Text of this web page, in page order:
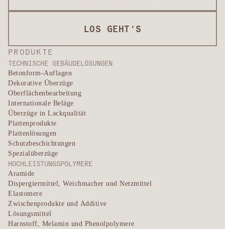
PRODUKTE
TECHNISCHE GEBÄUDELÖSUNGEN
Betonform-Auflagen
Dekorative Überzüge
Oberflächenbearbeitung
Internationale Beläge
Überzüge in Lackqualität
Plattenprodukte
Plattenlösungen
Schutzbeschichtungen
Spezialüberzüge
HOCHLEISTUNGSPOLYMERE
Aramide
Dispergiermittel, Weichmacher und Netzmittel
Elastomere
Zwischenprodukte und Additive
Lösungsmittel
Harnstoff, Melamin und Phenolpolymere
LOS GEHT'S